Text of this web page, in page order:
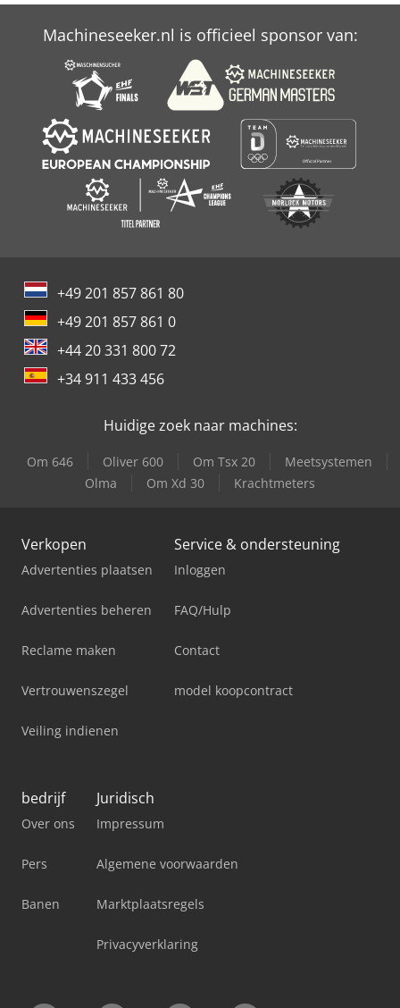
Machineseeker.nl is officieel sponsor van:
+49 201 857 861 80
+49 201 857 861 0
+44 20 331 800 72
+34 911 433 456
Huidige zoek naar machines:
Om 646 Oliver 600 Om Tsx 20
Meetsystemen
Olma
Om Xd 30 Krachtmeters
Verkopen
Advertenties plaatsen
Advertenties beheren
Reclame maken
Vertrouwenszegel
Veiling indienen
Service & ondersteuning
Inloggen
FAQ/Hulp
Contact
model koopcontract
bedrijf
Over ons
Pers
Banen
Juridisch
Impressum
Algemene voorwaarden
Marktplaatsregels
Privacyverklaring